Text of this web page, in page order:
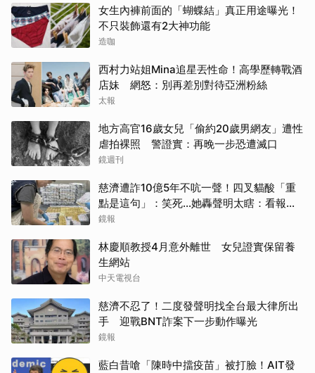
女生內褲前面的「蝴蝶結」真正用途曝光！
不只裝飾還有2大神功能
造咖
西村力站姐Mina追星丟性命！高學歷轉戰酒
店妹 網怒：別再差別對待亞洲粉絲
太報
地方高官16歲女兒「偷約20歲男網友」遭性
虐拍裸照 警證實：再晚一步恐遭滅口
鏡週刊
慈濟遭詐10億5年不吭一聲！四叉貓酸「重
點是這句」：笑死...她轟聲明太瞎：看報紙
才知被騙
鏡報
林慶順教授4月意外離世 女兒證實保留養
生網站
中天電視台
慈濟不忍了！二度發聲明找全台最大律所出
手 迎戰BNT詐案下一步動作曝光
鏡報
藍白昔嗆「陳時中擋疫苗」被打臉！AIT發